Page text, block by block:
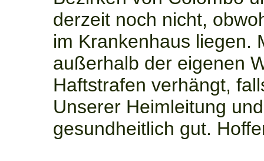
derzeit noch nicht,
im Krankenhaus liegen.
außerhalb der eigenen
Haftstrafen verhängt,
Unserer Heimleitung
gesundheitlich gut.